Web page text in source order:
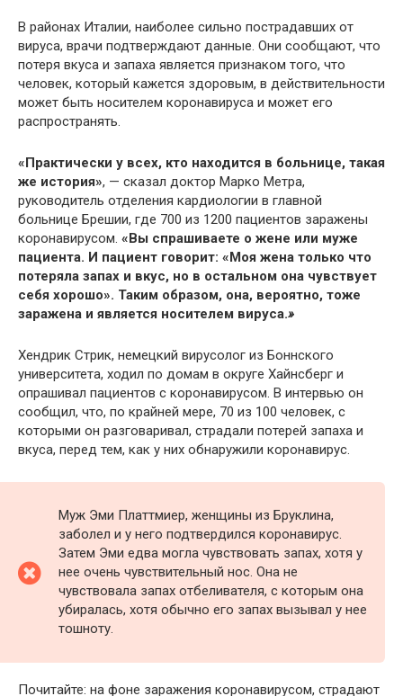
В районах Италии, наиболее сильно пострадавших от
вируса, врачи подтверждают данные. Они сообщают, что
потеря вкуса и запаха является признаком того, что
человек, который кажется здоровым, в действительности
может быть носителем коронавируса и может его
распространять.
«Практически у всех, кто находится в больнице, такая
же история», — сказал доктор Марко Метра,
руководитель отделения кардиологии в главной
больнице Брешии, где 700 из 1200 пациентов заражены
коронавирусом. «Вы спрашиваете о жене или муже
пациента. И пациент говорит: «Моя жена только что
потеряла запах и вкус, но в остальном она чувствует
себя хорошо». Таким образом, она, вероятно, тоже
заражена и является носителем вируса.»
Хендрик Стрик, немецкий вирусолог из Боннского
университета, ходил по домам в округе Хайнсберг и
опрашивал пациентов с коронавирусом. В интервью он
сообщил, что, по крайней мере, 70 из 100 человек, с
которыми он разговаривал, страдали потерей запаха и
вкуса, перед тем, как у них обнаружили коронавирус.
Муж Эми Платтмиер, женщины из Бруклина,
заболел и у него подтвердился коронавирус.
Затем Эми едва могла чувствовать запах, хотя у
нее очень чувствительный нос. Она не
чувствовала запах отбеливателя, с которым она
убиралась, хотя обычно его запах вызывал у нее
тошноту.
Почитайте: на фоне заражения коронавирусом, страдают